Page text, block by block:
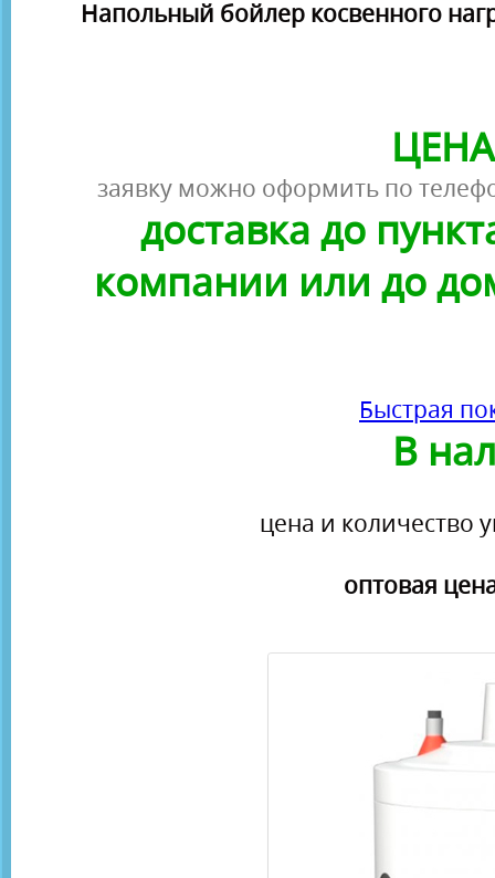
Напольный бойлер косвенного
заявку можно оформить по
доставка до
компании или до
Быстрая
В
цена и количество
оптовая